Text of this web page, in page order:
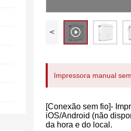
<
Impressora manual
[Conexão sem fio]-
iOS/Android (não
da hora e do local.